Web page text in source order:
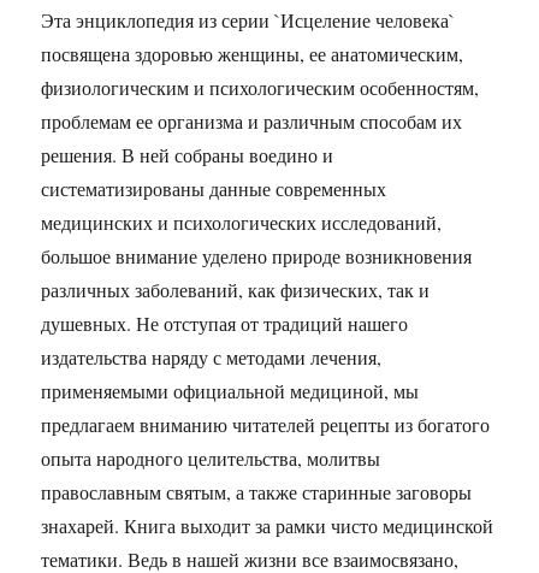
Эта энциклопедия из серии `Исцеление человека`
посвящена здоровью женщины, ее анатомическим,
физиологическим и психологическим особенностям,
проблемам ее организма и различным способам их
решения. В ней собраны воедино и
систематизированы данные современных
медицинских и психологических исследований,
большое внимание уделено природе возникновения
различных заболеваний, как физических, так и
душевных. Не отступая от традиций нашего
издательства наряду с методами лечения,
применяемыми официальной медициной, мы
предлагаем вниманию читателей рецепты из богатого
опыта народного целительства, молитвы
православным святым, а также старинные заговоры
знахарей. Книга выходит за рамки чисто медицинской
тематики. Ведь в нашей жизни все взаимосвязано,